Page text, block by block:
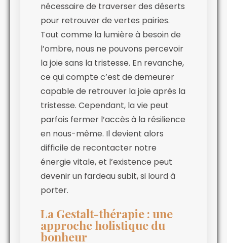
nécessaire de traverser des déserts
pour retrouver de vertes pairies.
Tout comme la lumière à besoin de
l’ombre, nous ne pouvons percevoir
la joie sans la tristesse. En revanche,
ce qui compte c’est de demeurer
capable de retrouver la joie après la
tristesse. Cependant, la vie peut
parfois fermer l’accès à la résilience
en nous-même. Il devient alors
difficile de recontacter notre
énergie vitale, et l’existence peut
devenir un fardeau subit, si lourd à
porter.
La Gestalt-thérapie : une
approche holistique du
bonheur